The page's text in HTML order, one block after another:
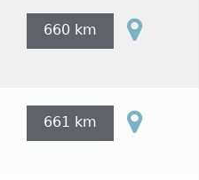
660 km
661 km